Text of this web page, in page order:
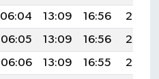
06:04 13:09 16:56
20:05
06:05 13:09 16:56
20:03
06:06 13:09 16:55
20:02